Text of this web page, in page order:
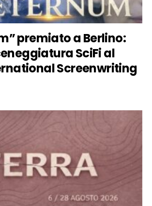
premiato a Berlino:
SciFi al
Screenwriting